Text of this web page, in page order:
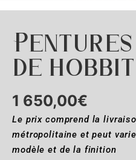
de
1 650,00€
Le prix comprend la
métropolitaine et peut
modèle et de la finition